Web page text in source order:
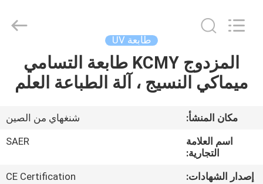
منزل
أشرطة
Supplier
طابعة UV
المزدوج KCMY طابعة التسامي
ميماكي النسيج ، آلة الطباعة العلم
مكان المنشأ:
شنغهاي من الصين
اسم العلامة
التجارية:
SAER
إصدار الشهادات:
CE Certification